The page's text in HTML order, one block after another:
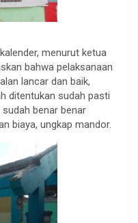
menurut ketua
bahwa pelaksanaan
lancar dan baik,
ditentukan sudah pasti
benar benar
biaya, ungkap mandor.